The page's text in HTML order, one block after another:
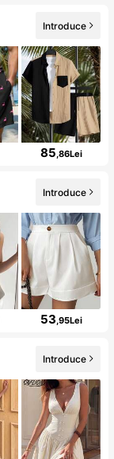
Introduce
85,86Lei
Introduce
53,95Lei
Introduce